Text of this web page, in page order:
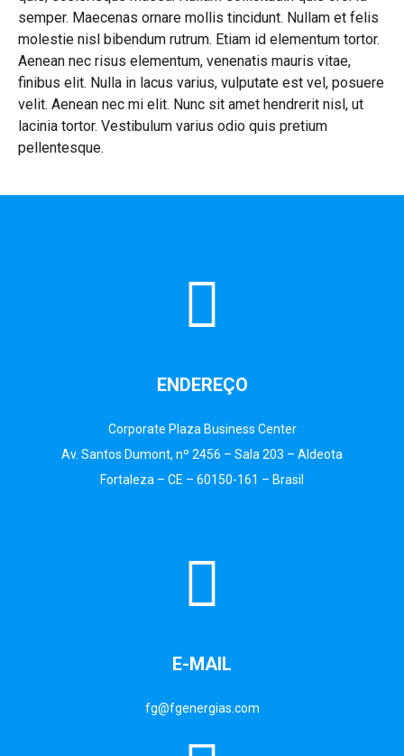
semper. Maecenas ornare mollis tincidunt. Nullam et felis
molestie nisl bibendum rutrum. Etiam id elementum tortor.
Aenean nec risus elementum, venenatis mauris vitae,
finibus elit. Nulla in lacus varius, vulputate est vel, posuere
velit. Aenean nec mi elit. Nunc sit amet hendrerit nisl, ut
lacinia tortor. Vestibulum varius odio quis pretium
pellentesque.
ENDEREÇO
Corporate Plaza Business Center
Av. Santos Dumont, nº 2456 – Sala 203 – Aldeota
Fortaleza – CE – 60150-161 – Brasil
E-MAIL
fg@fgenergias.com